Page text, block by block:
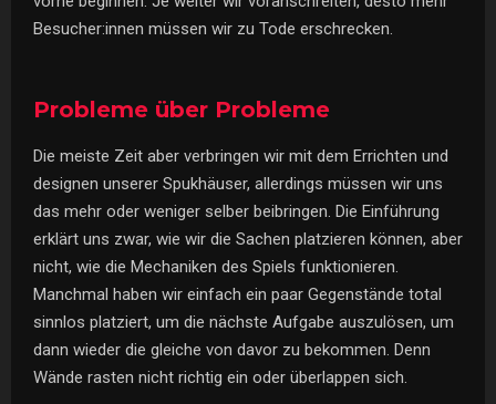
Besucher:innen müssen wir zu Tode erschrecken.
Probleme über Probleme
Die meiste Zeit aber verbringen wir mit dem Errichten und
designen unserer Spukhäuser, allerdings müssen wir uns
das mehr oder weniger selber beibringen. Die Einführung
erklärt uns zwar, wie wir die Sachen platzieren können, aber
nicht, wie die Mechaniken des Spiels funktionieren.
Manchmal haben wir einfach ein paar Gegenstände total
sinnlos platziert, um die nächste Aufgabe auszulösen, um
dann wieder die gleiche von davor zu bekommen. Denn
Wände rasten nicht richtig ein oder überlappen sich.